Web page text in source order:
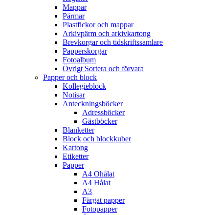
Mappar
Pärmar
Plastfickor och mappar
Arkivpärm och arkivkartong
Brevkorgar och tidskriftssamlare
Papperskorgar
Fotoalbum
Övrigt Sortera och förvara
Papper och block
Kollegieblock
Notisar
Anteckningsböcker
Adressböcker
Gästböcker
Blanketter
Block och blockkuber
Kartong
Etiketter
Papper
A4 Ohålat
A4 Hålat
A3
Färgat papper
Fotopapper